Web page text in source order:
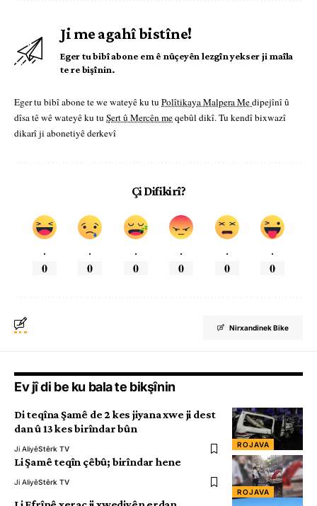
Ji me agahî bistîne!
Eger tu bibî abone em ê nûçeyên lezgîn yekser ji maîla
te re bişînin.
Eger tu bibî abone te we wateyê ku tu Polîtikaya Malpera Medipejînî û
dîsa tê wê wateyê ku tu Şert û Mercên meqebûl dikî. Tu kendî bixwazî
dikarî ji abonetiyê derkevî
Çi Difikirî?
.
0
.
0
.
0
.
0
.
0
.
0
Nirxandinek Bike
Ev jî di be ku bala te bikşînin
ROJAVA
Di teqîna Şamê de 2 kes jiyana xwe ji dest
dan û 13 kes birîndar bûn
Ji AliyêStêrk TV
ROJAVA
Li Şamê teqîn çêbû; birîndar hene
Ji AliyêStêrk TV